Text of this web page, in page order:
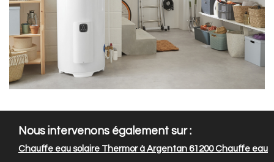
Nous intervenons également sur :
Chauffe eau solaire Thermor à Argentan 61200Chauffe eau